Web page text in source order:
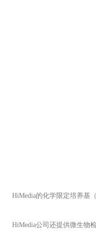
HiMedia的化学限定培养基
HiMedia公司还提供微生物